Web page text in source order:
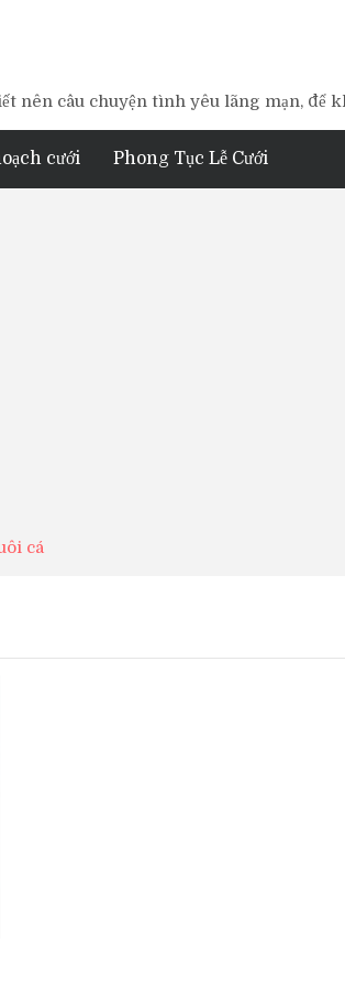
nên câu chuyện tình yêu lãng mạn, để
cưới Phong Tục Lễ Cưới
cá